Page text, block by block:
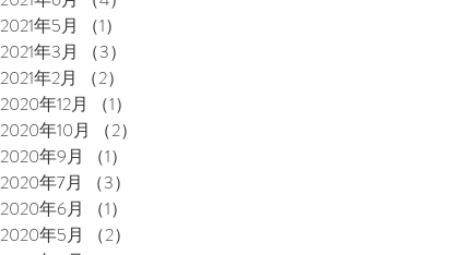
2021年5月
（1）
2021年3月
（3）
2021年2月
（2）
2020年12月
（1）
2020年10月
（2）
2020年9月
（1）
2020年7月
（3）
2020年6月
（1）
2020年5月
（2）